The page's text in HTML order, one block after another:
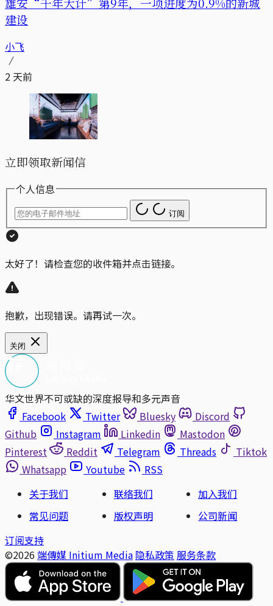
建设
小飞
2 天前
立即领取新闻信
个人信息
订阅
太好了！请检查您的收件箱并点击链接。
抱歉，出现错误。请再试一次。
关闭
华文世界不可或缺的深度报导和多元声音
Facebook
Twitter Bluesky
Discord
Github
Instagram Linkedin
Mastodon
Pinterest
Reddit Telegram Threads
Tiktok
Whatsapp
Youtube
RSS
关于我们
联络我们
加入我们
常见问题
版权声明
公司新闻
订阅支持
©2026 端傳媒 Initium Media 隐私政策 服务条款